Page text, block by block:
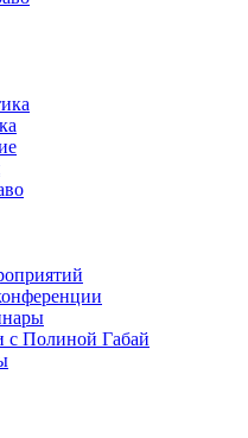
с Полиной Габай